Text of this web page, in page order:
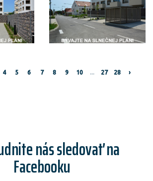
4 5 6 7 8 9 10 ... 27 28 ›
nás sledovať na
Facebooku